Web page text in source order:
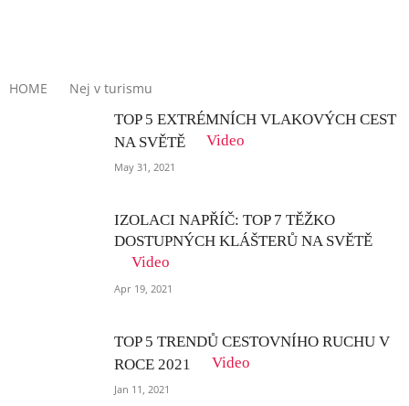
HOME
Nej v turismu
TOP 5 EXTRÉMNÍCH VLAKOVÝCH CEST
NA SVĚTĚ
Video
May 31, 2021
IZOLACI NAPŘÍČ: TOP 7 TĚŽKO
DOSTUPNÝCH KLÁŠTERŮ NA SVĚTĚ
Video
Apr 19, 2021
TOP 5 TRENDŮ CESTOVNÍHO RUCHU V
ROCE 2021
Video
Jan 11, 2021